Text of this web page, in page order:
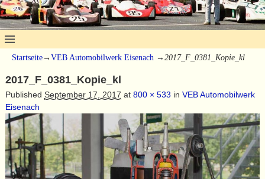
Startseite→ VEB Automobilwerk Eisenach → 2017_F_0381_Kopie_kl
2017_F_0381_Kopie_kl
Published September 17, 2017 at 800 × 533 in VEB Automobilwerk
Eisenach